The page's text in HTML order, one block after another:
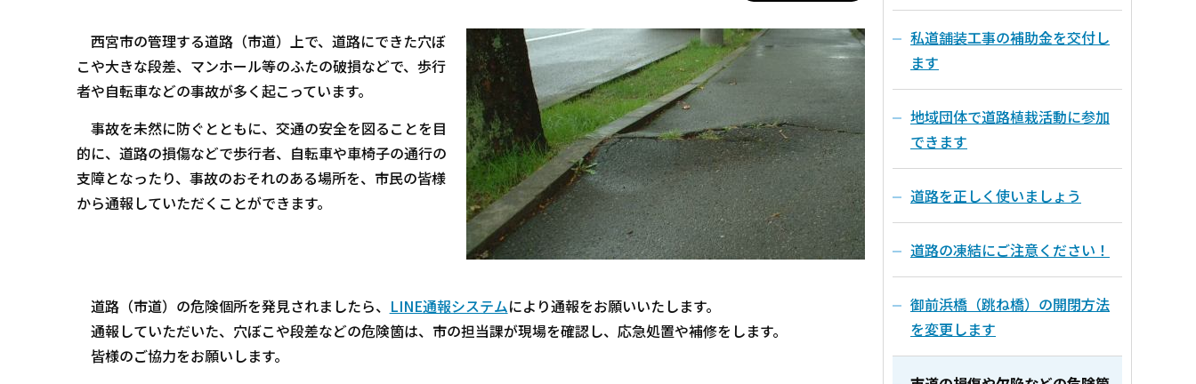
西宮市の管理する道路（市道）上で、道路にできた穴ぼ
こや大きな段差、マンホール等のふたの破損などで、歩行
者や自転車などの事故が多く起こっています。
事故を未然に防ぐとともに、交通の安全を図ることを目
的に、道路の損傷などで歩行者、自転車や車椅子の通行の
支障となったり、事故のおそれのある場所を、市民の皆様
から通報していただくことができます。
道路（市道）の危険個所を発見されましたら、 LINE通報システムにより通報をお願いいたします。
通報していただいた、穴ぼこや段差などの危険箇は、市の担当課が現場を確認し、応急処置や補修をします。
皆様のご協力をお願いします。
私道舗装工事の補助金を交付し
ます
地域団体で道路植栽活動に参加
できます
道路を正しく使いましょう
道路の凍結にご注意ください！
御前浜橋（跳ね橋）の開閉方法
を変更します